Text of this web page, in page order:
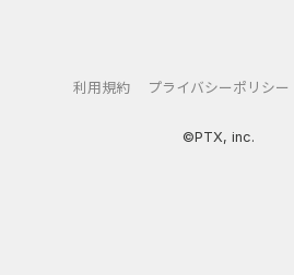
利用規約 プライバシーポリシー
©PTX, inc.